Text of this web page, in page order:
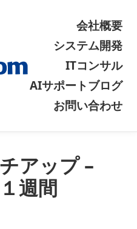
会社概要
システム開発
ITコンサル
AIサポートブログ
お問い合わせ
アップ –
週間